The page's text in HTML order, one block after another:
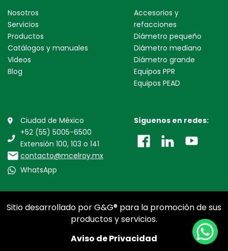
Nosotros
Servicios
Productos
Catálogos y manuales
Videos
Blog
Accesorios y
refacciones
Diámetro pequeño
Diámetro mediano
Diámetro grande
Equipos PPR
Equipos PEAD
Ciudad de México
+52 (55) 5005-6500
Extensión 100, 103 o 141
contacto@mcelroy.mx
WhatsApp
Síguenos en redes:
Sitio desarrollado por G&G® para la promoción de sus
productos y servicios.
Aviso de Privacidad